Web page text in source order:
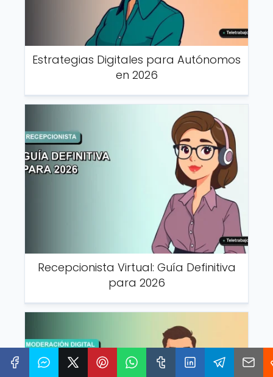
Estrategias Digitales para Autónomos
en 2026
Recepcionista Virtual: Guía Definitiva
para 2026